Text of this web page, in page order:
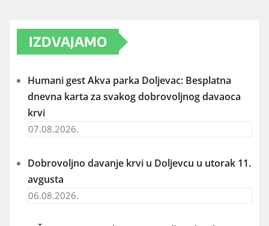
IZDVAJAMO
Humani gest Akva parka Doljevac: Besplatna
dnevna karta za svakog dobrovoljnog davaoca
krvi
07.08.2026.
Dobrovoljno davanje krvi u Doljevcu u utorak 11.
avgusta
06.08.2026.